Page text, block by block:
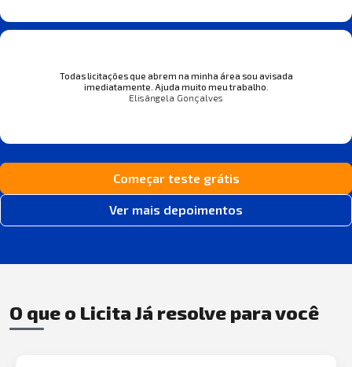
Todas licitações que abrem na minha área sou avisada
imediatamente. Ajuda muito meu trabalho.
Elisângela Gonçalves
Começar teste grátis
Ver mais depoimentos
O que o Licita Já resolve para você